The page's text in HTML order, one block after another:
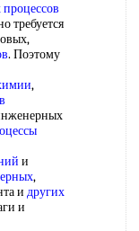
требуется
. Поэтому
,
и
,
и других
и